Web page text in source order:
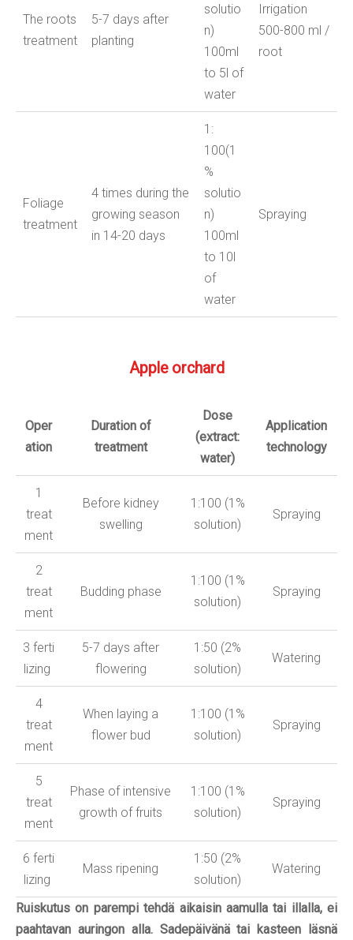
The roots
treatment
5-7 days after
planting
solutio
n)
100ml
to 5l of
water
Irrigation
500-800 ml /
root
Foliage
treatment
4 times during the
growing season
in 14-20 days
1:
100(1
%
solutio
n)
100ml
to 10l
of
water
Spraying
Apple orchard
Oper
ation
Duration of
treatment
Dose
(extract:
water)
Application
technology
1
treat
ment
Before kidney
swelling
1:100 (1%
solution)
Spraying
2
treat
ment
Budding phase
1:100 (1%
solution)
Spraying
3 ferti
lizing
5-7 days after
flowering
1:50 (2%
solution)
Watering
4
treat
ment
When laying a
flower bud
1:100 (1%
solution)
Spraying
5
treat
ment
Phase of intensive
growth of fruits
1:100 (1%
solution)
Spraying
6 ferti
lizing
Mass ripening
1:50 (2%
solution)
Watering
Ruiskutus on parempi tehdä aikaisin aamulla tai illalla, ei
paahtavan auringon alla. Sadepäivänä tai kasteen läsnä